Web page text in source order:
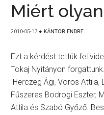
Miért
2010-05-17 ● KÁNTOR ENDRE
Ezt a kérdést tettük fel
Tokaj Nyitányon
Herczeg Ági, Vörös Attila,
Fűszeres Bodrogi Eszter,
Attila és Szabó Győző.